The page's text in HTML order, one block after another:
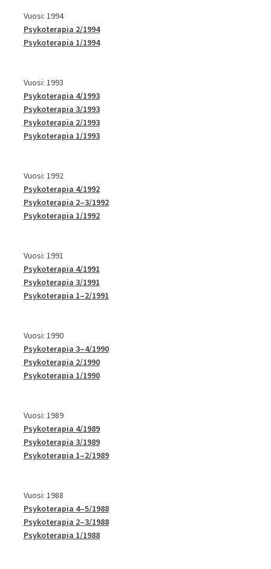
Vuosi: 1994
Psykoterapia 2/1994
Psykoterapia 1/1994
Vuosi: 1993
Psykoterapia 4/1993
Psykoterapia 3/1993
Psykoterapia 2/1993
Psykoterapia 1/1993
Vuosi: 1992
Psykoterapia 4/1992
Psykoterapia 2–3/1992
Psykoterapia 1/1992
Vuosi: 1991
Psykoterapia 4/1991
Psykoterapia 3/1991
Psykoterapia 1–2/1991
Vuosi: 1990
Psykoterapia 3–4/1990
Psykoterapia 2/1990
Psykoterapia 1/1990
Vuosi: 1989
Psykoterapia 4/1989
Psykoterapia 3/1989
Psykoterapia 1–2/1989
Vuosi: 1988
Psykoterapia 4–5/1988
Psykoterapia 2–3/1988
Psykoterapia 1/1988